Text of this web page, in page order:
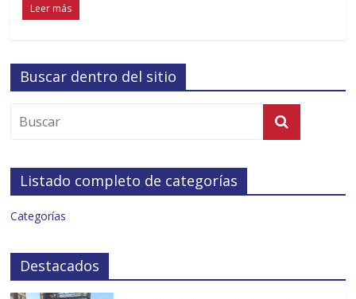
Leer más
Buscar dentro del sitio
Listado completo de categorías
Categorías
Destacados